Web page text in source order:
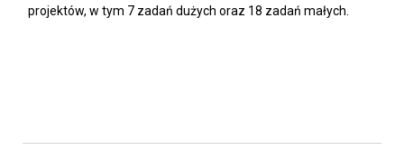
projektów, w tym 7 zadań dużych oraz 18 zadań małych.